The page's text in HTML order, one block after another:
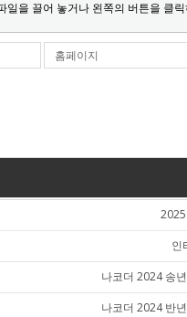
일을 끌어 놓거나 왼쪽의 버튼을 클
홈페이지
2025
인
나코더 2024 송
나코더 2024 반